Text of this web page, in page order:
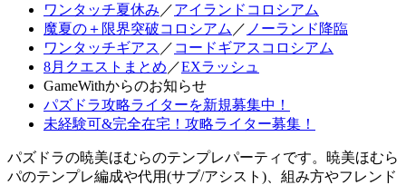
ワンタッチ夏休み ／アイランドコロシアム
魔夏の＋限界突破コロシアム ／ ノーランド降臨
ワンタッチギアス ／ コードギアスコロシアム
8月クエストまとめ ／EXラッシュ
GameWithからのお知らせ
パズドラ攻略ライターを新規募集中！
未経験可&完全在宅！攻略ライター募集！
パズドラの暁美ほむらのテンプレパーティです。暁美ほむら
パのテンプレ編成や代用(サブ/アシスト)、組み方やフレンド